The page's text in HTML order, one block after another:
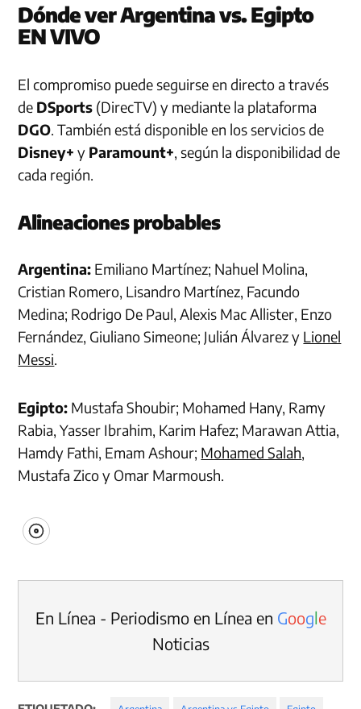
Dónde ver Argentina vs. Egipto
EN VIVO
El compromiso puede seguirse en directo a través
de DSports (DirecTV) y mediante la plataforma
DGO. También está disponible en los servicios de
Disney+ y Paramount+, según la disponibilidad de
cada región.
Alineaciones probables
Argentina: Emiliano Martínez; Nahuel Molina,
Cristian Romero, Lisandro Martínez, Facundo
Medina; Rodrigo De Paul, Alexis Mac Allister, Enzo
Fernández, Giuliano Simeone; Julián Álvarez y Lionel
Messi.
Egipto: Mustafa Shoubir; Mohamed Hany, Ramy
Rabia, Yasser Ibrahim, Karim Hafez; Marawan Attia,
Hamdy Fathi, Emam Ashour; Mohamed Salah,
Mustafa Zico y Omar Marmoush.
En Línea - Periodismo en Línea en Google
Noticias